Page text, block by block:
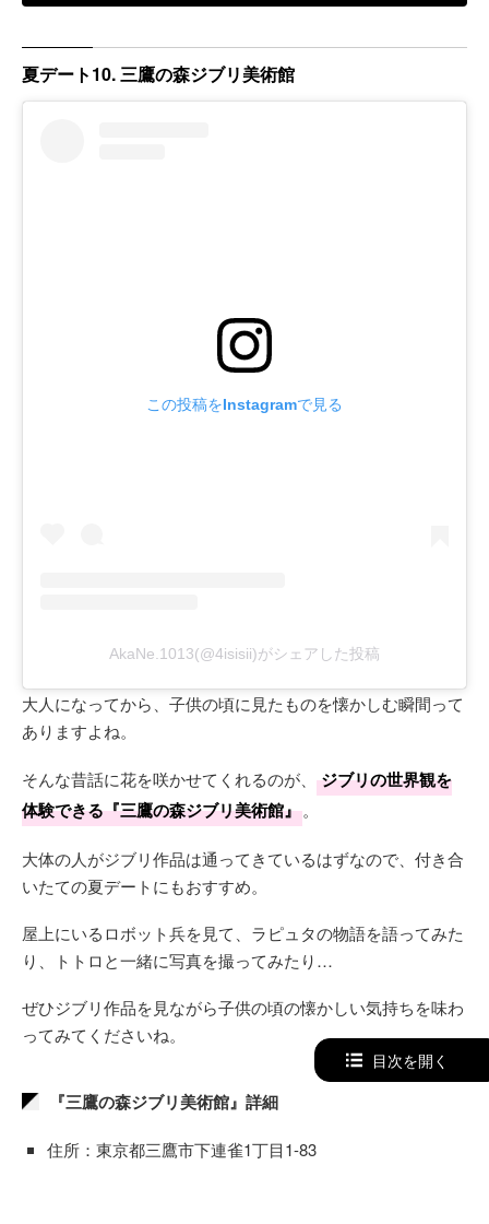
夏デート10. 三鷹の森ジブリ美術館
この投稿をInstagramで見る
AkaNe.1013(@4isisii)がシェアした投稿
大人になってから、子供の頃に見たものを懐かしむ瞬間って
ありますよね。
そんな昔話に花を咲かせてくれるのが、
ジブリの世界観を
体験できる『三鷹の森ジブリ美術館』。
大体の人がジブリ作品は通ってきているはずなので、付き合
いたての夏デートにもおすすめ。
屋上にいるロボット兵を見て、ラピュタの物語を語ってみた
り、トトロと一緒に写真を撮ってみたり…
ぜひジブリ作品を見ながら子供の頃の懐かしい気持ちを味わ
ってみてくださいね。
『三鷹の森ジブリ美術館』詳細
住所：東京都三鷹市下連雀1丁目1-83
目次を開く